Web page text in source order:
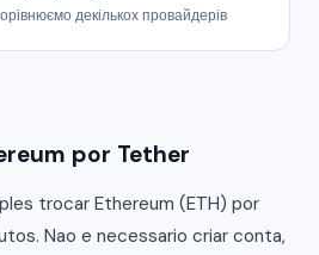
декількох провайдерів
por Tether
trocar Ethereum (ETH) por
Nao e necessario criar conta,